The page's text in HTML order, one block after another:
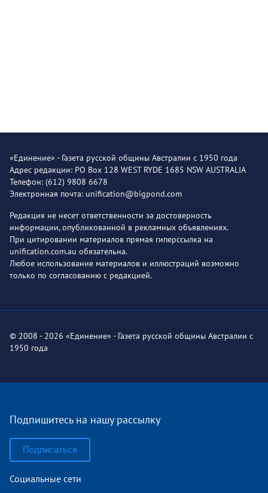
«Единение» - Газета русской общины Австралии с 1950 года
Адрес редакции: PO Box 128 WEST RYDE 1685 NSW AUSTRALIA
Телефон: (612) 9808 6678
Электронная почта: unification@bigpond.com
Редакция не несет ответственности за достоверность
информации, опубликованной в рекламных объявлениях.
При цитировании материалов прямая гиперссылка на
unification.com.au обязательна.
Любое использование материалов и иллюстраций возможно
только по согласованию с редакцией.
© 2008 - 2026 «Единение» - Газета русской общины Австралии с
1950 года
Подпишитесь на нашу рассылку
Подписаться
Социальные сети